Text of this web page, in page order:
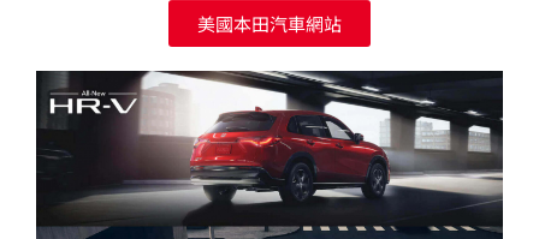
美國本田汽車網站